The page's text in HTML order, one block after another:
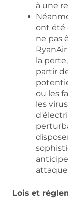
à une
ont été
ne pas
la
partir
ou les
les
Lois et